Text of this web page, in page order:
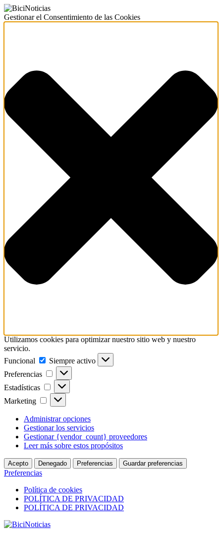
Gestionar el Consentimiento de las Cookies
Utilizamos cookies para optimizar nuestro sitio web y nuestro
servicio.
Funcional
Funcional
Siempre activo
Preferencias
Preferencias
Estadísticas Estadísticas
Marketing Marketing
Administrar opciones
Gestionar los servicios
Gestionar {vendor_count} proveedores
Leer más sobre estos propósitos
Acepto Denegado Preferencias Guardar preferencias
Preferencias
Política de cookies
POLÍTICA DE PRIVACIDAD
POLÍTICA DE PRIVACIDAD